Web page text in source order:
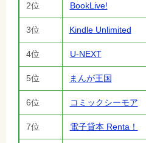
2位 BookLive!
3位 Kindle Unlimited
4位 U-NEXT
5位 まんが王国
6位 コミックシーモア
7位 電子貸本 Renta！